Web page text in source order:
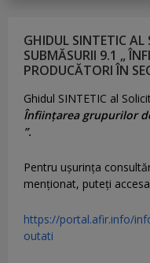
GHIDUL SINTETIC AL
SUBMĂSURII 9.1 „
PRODUCĂTORI ÎN
Ghidul SINTETIC al
Înființarea grupurilor
”.
Pentru uşurinţa
menţionat, puteţi
https://portal.afir.info/
outati